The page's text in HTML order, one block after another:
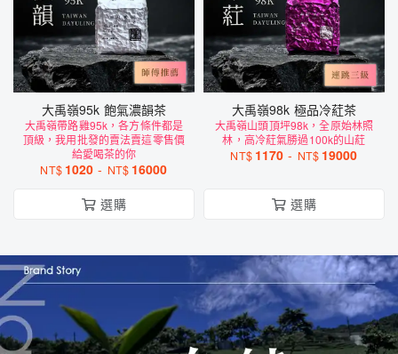
大禹嶺95k 飽氣濃韻茶
大禹嶺帶路雞95k，各方條件都是
頂級，我用批發的賣法賣這零售價
給愛喝茶的你
NT$ 1020 - NT$ 16000
選購
大禹嶺98k 極品冷葒茶
大禹嶺山頭頂坪98k，全原始林照
林，高冷葒氣勝過100k的山葒
NT$ 1170 - NT$ 19000
選購